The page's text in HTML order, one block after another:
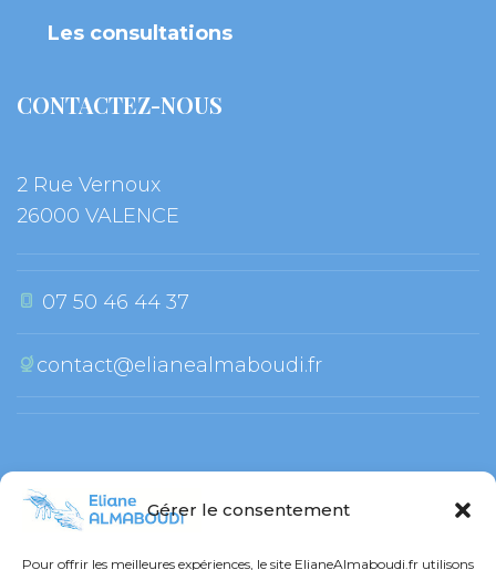
Gérer le consentement
Pour offrir les meilleures expériences, le site ElianeAlmaboudi.fr utilisons
Les consultation
CONTACTEZ-NOUS
2 Rue Vernoux
26000 VALENCE
07 50 46 44 37
contact@elianealmaboudi.fr
RESTONS CONNECTÉ !